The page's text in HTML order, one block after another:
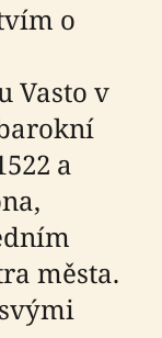
o
Vasto v
a
města.